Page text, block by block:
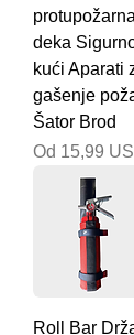
protupožarna
deka
kući Aparati
gašenje
Šator Brod
Od 15,99
Cijena s
Roll Bar